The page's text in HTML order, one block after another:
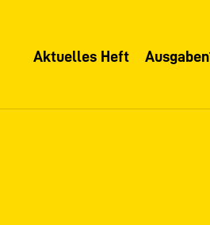
Aktuelles Heft Ausgaben